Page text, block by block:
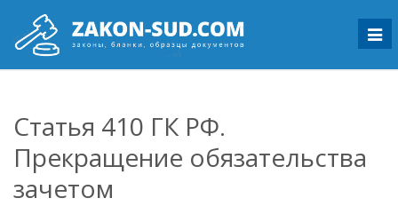
Статья 410 ГК РФ.
Прекращение обязательства
зачетом